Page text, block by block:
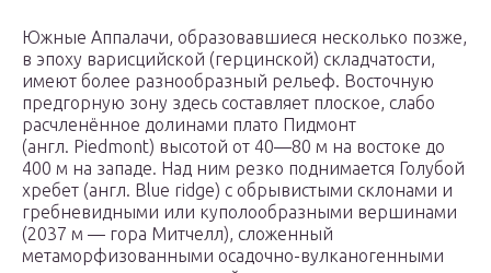
Южные Аппалачи, образовавшиеся несколько позже,
в эпоху варисцийской (герцинской) складчатости,
имеют более разнообразный рельеф. Восточную
предгорную зону здесь составляет плоское, слабо
расчленённое долинами плато Пидмонт
(англ. Piedmont) высотой от 40—80 м на востоке до
400 м на западе. Над ним резко поднимается Голубой
хребет (англ. Blue ridge) с обрывистыми склонами и
гребневидными или куполообразными вершинами
(2037 м — гора Митчелл), сложенный
метаморфизованными осадочно-вулканогенными